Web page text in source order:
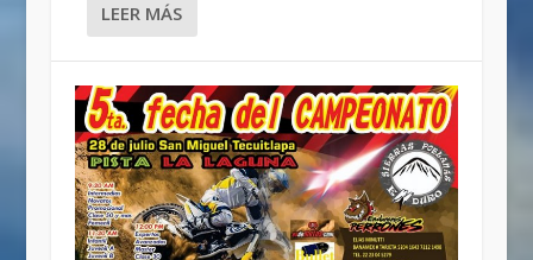
LEER MÁS